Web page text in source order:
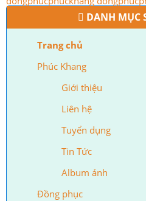
DANH MỤC
Trang chủ
Phúc Khang
Giới thiệu
Liên hệ
Tuyển dụng
Tin Tức
Album ảnh
Đồng phục